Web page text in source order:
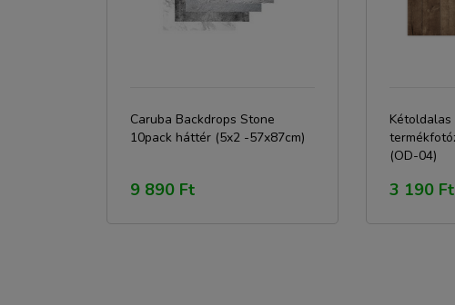
Caruba Backdrops Stone
10pack háttér (5x2 -57x87cm)
9 890 Ft
(OD-04)
3 190 Ft